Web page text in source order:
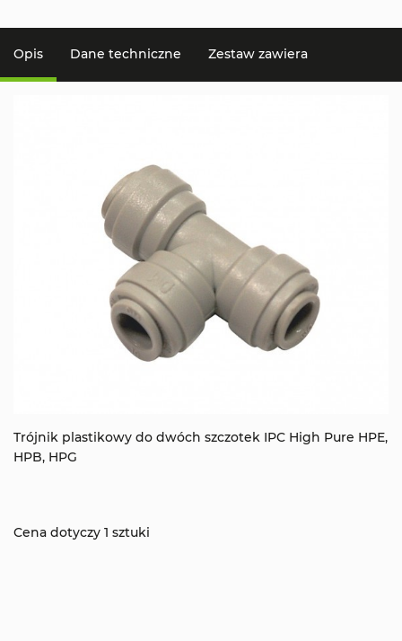
Opis Dane techniczne Zestaw zawiera
Trójnik plastikowy do dwóch szczotek IPC High Pure HPE,
HPB, HPG
Cena dotyczy 1 sztuki